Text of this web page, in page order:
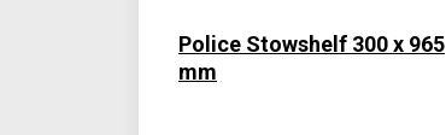
Police Stowshelf 300 x 965
mm